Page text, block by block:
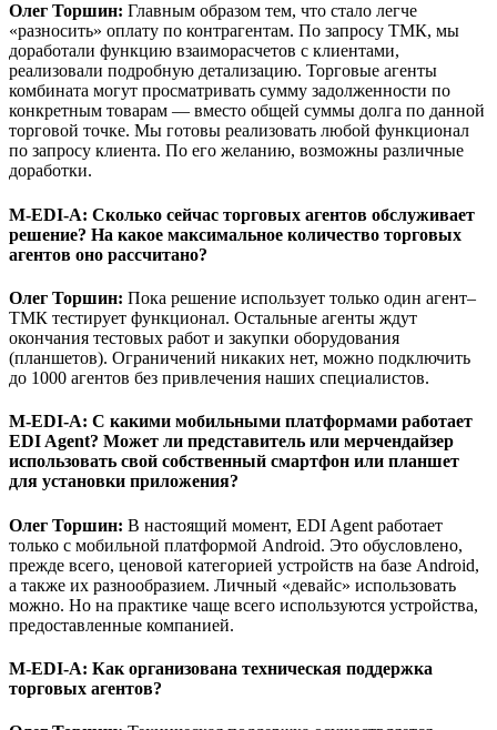
Олег Торшин: Главным образом тем, что стало легче
«разносить» оплату по контрагентам. По запросу ТМК, мы
доработали функцию взаиморасчетов с клиентами,
реализовали подробную детализацию. Торговые агенты
комбината могут просматривать сумму задолженности по
конкретным товарам — вместо общей суммы долга по данной
торговой точке. Мы готовы реализовать любой функционал
по запросу клиента. По его желанию, возможны различные
доработки.
M-EDI-A: Сколько сейчас торговых агентов обслуживает
решение? На какое максимальное количество торговых
агентов оно рассчитано?
Олег Торшин: Пока решение использует только один агент–
ТМК тестирует функционал. Остальные агенты ждут
окончания тестовых работ и закупки оборудования
(планшетов). Ограничений никаких нет, можно подключить
до 1000 агентов без привлечения наших специалистов.
M-EDI-A: С какими мобильными платформами работает
EDI Agent? Может ли представитель или мерчендайзер
использовать свой собственный смартфон или планшет
для установки приложения?
Олег Торшин: В настоящий момент, EDI Agent работает
только с мобильной платформой Android. Это обусловлено,
прежде всего, ценовой категорией устройств на базе Android,
а также их разнообразием. Личный «девайс» использовать
можно. Но на практике чаще всего используются устройства,
предоставленные компанией.
M-EDI-A: Как организована техническая поддержка
торговых агентов?